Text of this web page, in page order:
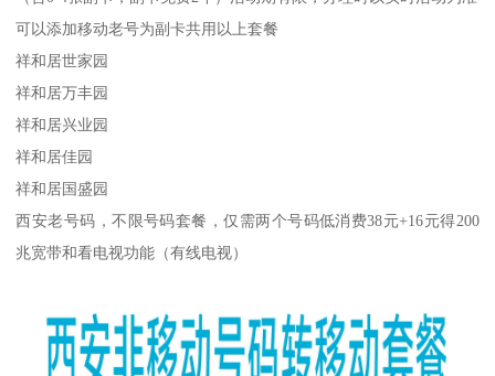
可以添加移动老号为副卡共用以上套餐
祥和居世家园
祥和居万丰园
祥和居兴业园
祥和居佳园
祥和居国盛园
西安老号码，不限号码套餐，仅需两个号码低消费38元+16元得200
兆宽带和看电视功能（有线电视）